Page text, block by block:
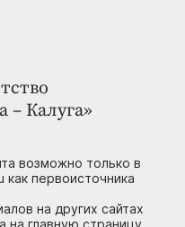
– Калуга»
возможно только в
первоисточника
на других сайтах
на главную страницу